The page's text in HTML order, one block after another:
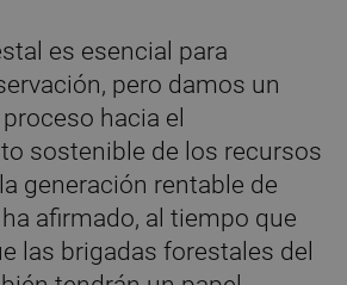
es esencial para
pero damos un
hacia el
sostenible de los recursos
generación rentable de
afirmado, al tiempo que
las brigadas forestales del